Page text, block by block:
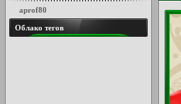
aprof80
Облако тегов